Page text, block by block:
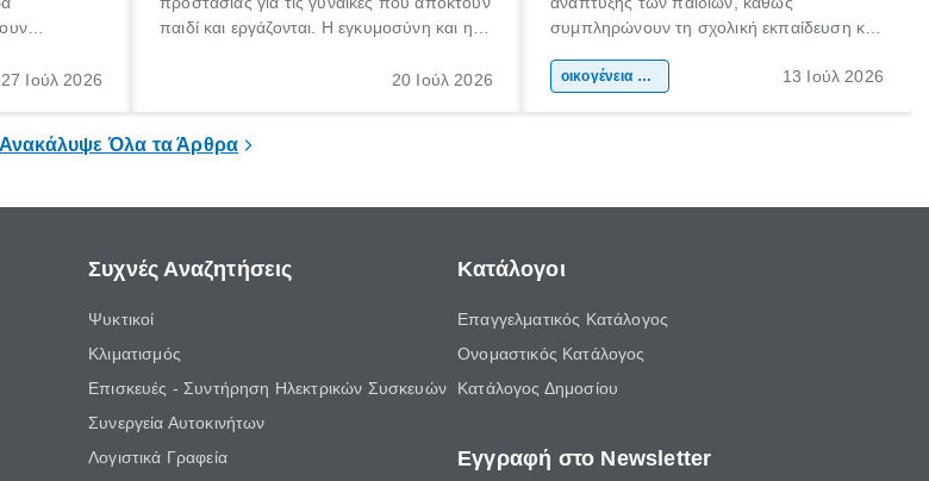
είναι»,
27 Ιούλ 2026
παιδί και εργάζονται. Η εγκυμοσύνη και η
σημαντική περίοδος στη ζωή κάθε20 Ιούλ 2026
συμπληρώνουν τη σχολική εκπαίδευση και
της προσωπικότητας, της κοινωνικότητας
οικογένεια & παιδί 13 Ιούλ 2026
Ανακάλυψε Όλα τα Άρθρα
Συχνές Αναζητήσεις
Ψυκτικοί
Κλιματισμός
Επισκευές - Συντήρηση Ηλεκτρικών Συσκευών
Συνεργεία Αυτοκινήτων
Λογιστικά Γραφεία
Κατάλογοι
Επαγγελματικός Κατάλογος
Ονομαστικός Κατάλογος
Κατάλογος Δημοσίου
Εγγραφή στο Newsletter